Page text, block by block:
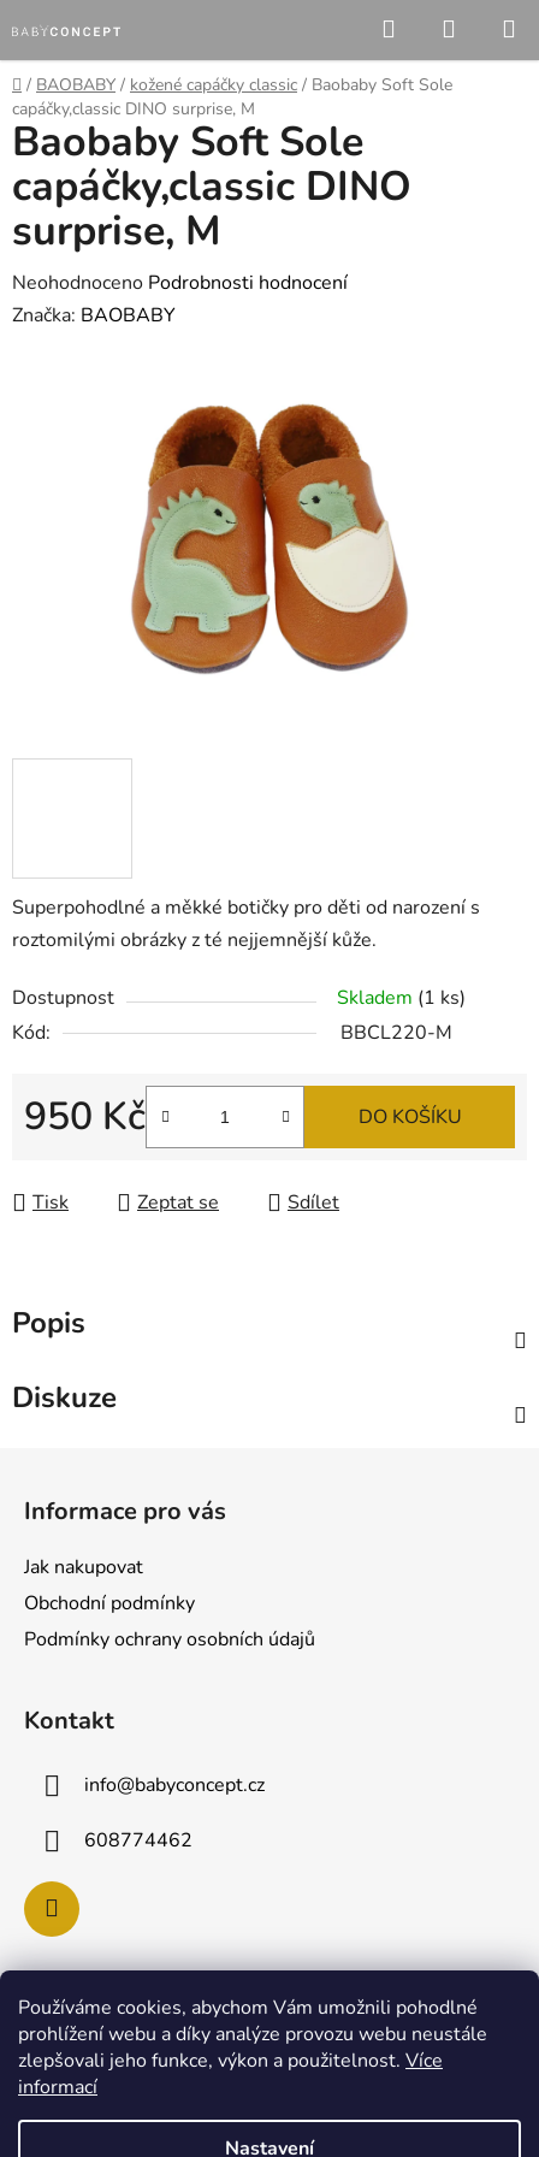
Používáme cookies, abychom Vám umožnili pohodlné
prohlížení webu a díky analýze provozu webu neustále
zlepšovali jeho funkce, výkon a použitelnost. Více
informací
Nastavení
na
obsah
Hledat
KOŠÍK
Domů
/ BAOBABY / kožené capáčky classic / Baobaby Soft Sole
capáčky,classic DINO surprise, M
Superpohodlné a měkké botičky pro děti od narození s
roztomilými obrázky z té nejjemnější kůže.
Dostupnost Skladem (1 ks)
Kód:
BBCL220-M
950 Kč DO KOŠÍKU
Tisk Zeptat se Sdílet
Baobaby Soft Sole
capáčky,classic DINO
surprise, M
Průměrné
hodnocení
Neohodnoceno Podrobnosti hodnocení
Značka: BAOBABY
Popis
Diskuze
Informace pro vás
Jak nakupovat
Obchodní podmínky
Podmínky ochrany osobních údajů
Kontakt
info@babyconcept.cz
608774462
Poslední hodnocení produktů
Hodnocení produktu je 5 z 5 hvězdiček.